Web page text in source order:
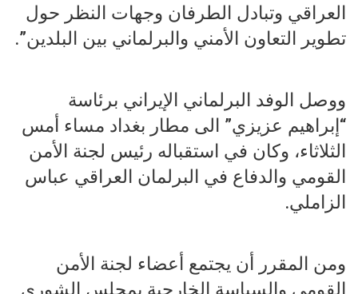
العراقي وتبادل الطرفان وجهات النظر حول
تطوير التعاون الأمني والبرلماني بين البلدين”.
ووصل الوفد البرلماني الإيراني برئاسة
“إبراهيم عزيزي” الى مطار بغداد مساء أمس
الثلاثاء، وكان في استقباله رئيس لجنة الأمن
القومي والدفاع في البرلمان العراقي عباس
الزاملي.
ومن المقرر أن يجتمع أعضاء لجنة الأمن
القومي والسياسة الخارجية بمجلس الشورى